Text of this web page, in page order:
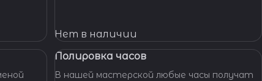
Нет в наличии
Полировка часов
В нашей мастерской любые часы получат